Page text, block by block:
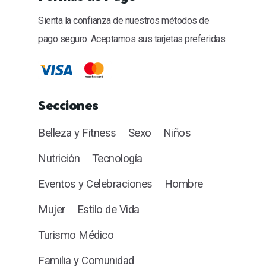
Sienta la confianza de nuestros métodos de
pago seguro. Aceptamos sus tarjetas preferidas:
Secciones
Belleza y Fitness Sexo
Niños
Nutrición
Tecnología
Eventos y Celebraciones
Hombre
Mujer
Estilo de Vida
Turismo Médico
Familia y Comunidad